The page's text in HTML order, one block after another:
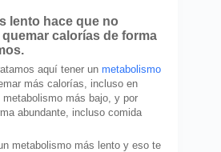
lento hace que no
calorías de forma
aquí tener un metabolismo
más calorías, incluso en
más bajo, y por
abundante, incluso comida
metabolismo más lento y eso te